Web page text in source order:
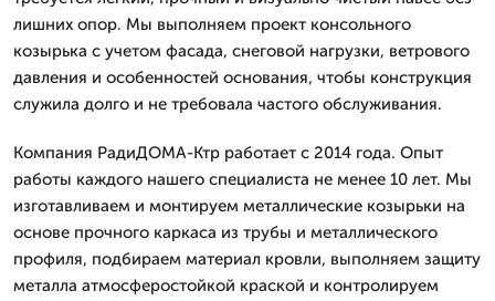
лишних опор. Мы выполняем проект консольного
козырька с учетом фасада, снеговой нагрузки, ветрового
давления и особенностей основания, чтобы конструкция
служила долго и не требовала частого обслуживания.
Компания РадиДОМА-Ктр работает с 2014 года. Опыт
работы каждого нашего специалиста не менее 10 лет. Мы
изготавливаем и монтируем металлические козырьки на
основе прочного каркаса из трубы и металлического
профиля, подбираем материал кровли, выполняем защиту
металла атмосферостойкой краской и контролируем